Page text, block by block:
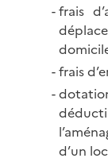
frais
frais
d’un